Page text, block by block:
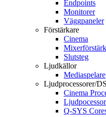
Endpoints
Monitorer
Väggpaneler
Förstärkare
Cinema
Slutsteg
Ljudkällor
Mediaspelare
Ljudprocessorer/
Cinema
Q-SYS